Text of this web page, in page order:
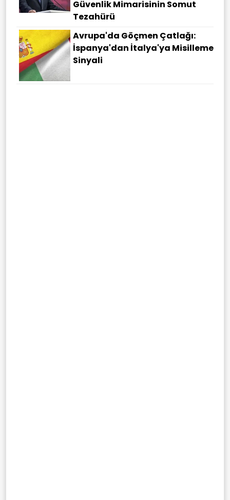
Güvenlik Mimarisinin Somut
Tezahürü
Avrupa'da Göçmen Çatlağı:
İspanya'dan İtalya'ya Misilleme
Sinyali